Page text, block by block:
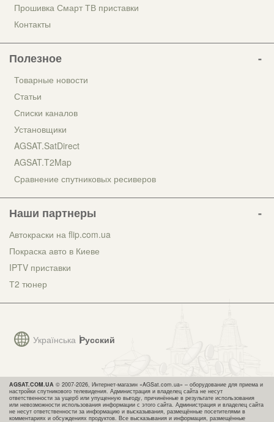
Українська Русский
Прошивка Смарт ТВ приставки
Контакты
Полезное
Товарные новости
Статьи
Списки каналов
Установщики
AGSAT.SatDirect
AGSAT.T2Map
Сравнение спутниковых ресиверов
Наши партнеры
Автокраски на flip.com.ua
Покраска авто в Киеве
IPTV приставки
Т2 тюнер
AGSAT.COM.UA © 2007-2026, Интернет-магазин «AGSat.com.ua» – оборудование для приема и
настройки спутникового телевидения. Администрация и владелец сайта не несут
ответственности за ущерб или упущенную выгоду, причинённые в результате использования
или невозможности использования информации с этого сайта. Администрация и владелец сайта
не несут ответственности за информацию и высказывания, размещённые посетителями в
комментариях и обсуждениях продуктов. Все высказывания и информация, размещённые